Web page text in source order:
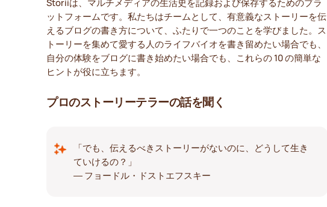
ットフォームです。私たちはチームとして、有意義なストーリーを伝
えるブログの書き方について、ふたりで一つのことを学びました。ス
トーリーを集めて愛する人のライフバイオを書き留めたい場合でも、
自分の体験をブログに書き始めたい場合でも、これらの 10 の簡単な
ヒントが役に立ちます。
プロのストーリーテラーの話を聞く
「でも、伝えるべきストーリーがないのに、どうして生き
ていけるの？」
― フョードル・ドストエフスキー